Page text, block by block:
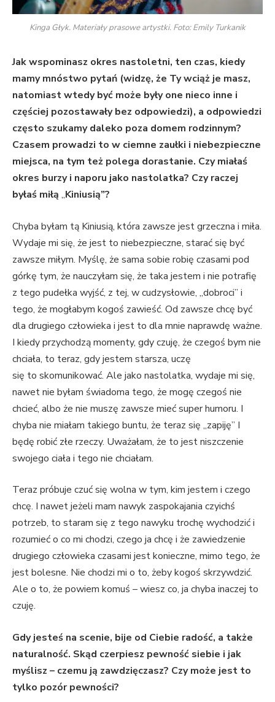
Kinga Głyk. Materiały prasowe artystki. Foto: Emily Turkanik
Jak wspominasz okres nastoletni, ten czas, kiedy
mamy mnóstwo pytań (widzę, że Ty wciąż je masz,
natomiast wtedy być może były one nieco inne i
częściej pozostawały bez odpowiedzi), a odpowiedzi
często szukamy daleko poza domem rodzinnym?
Czasem prowadzi to w ciemne zaułki i niebezpieczne
miejsca, na tym też polega dorastanie. Czy miałaś
okres burzy i naporu jako nastolatka? Czy raczej
byłaś miłą „Kiniusią”?
Chyba byłam tą Kiniusią, która zawsze jest grzeczna i miła.
Wydaje mi się, że jest to niebezpieczne, starać się być
zawsze miłym. Myślę, że sama sobie robię czasami pod
górkę tym, że nauczyłam się, że taka jestem i nie potrafię
z tego pudełka wyjść, z tej, w cudzysłowie, „dobroci” i
tego, że mogłabym kogoś zawieść. Od zawsze chcę być
dla drugiego człowieka i jest to dla mnie naprawdę ważne.
I kiedy przychodzą momenty, gdy czuję, że czegoś bym nie
chciała, to teraz, gdy jestem starsza, uczę
się to skomunikować. Ale jako nastolatka, wydaje mi się,
nawet nie byłam świadoma tego, że mogę czegoś nie
chcieć, albo że nie muszę zawsze mieć super humoru. I
chyba nie miałam takiego buntu, że teraz się „zapiję” I
będę robić złe rzeczy. Uważałam, że to jest niszczenie
swojego ciała i tego nie chciałam.
Teraz próbuje czuć się wolna w tym, kim jestem i czego
chcę. I nawet jeżeli mam nawyk zaspokajania czyichś
potrzeb, to staram się z tego nawyku trochę wychodzić i
rozumieć o co mi chodzi, czego ja chcę i że zawiedzenie
drugiego człowieka czasami jest konieczne, mimo tego, że
jest bolesne. Nie chodzi mi o to, żeby kogoś skrzywdzić.
Ale o to, że powiem komuś – wiesz co, ja chyba inaczej to
czuję.
Gdy jesteś na scenie, bije od Ciebie radość, a także
naturalność. Skąd czerpiesz pewność siebie i jak
myślisz – czemu ją zawdzięczasz? Czy może jest to
tylko pozór pewności?